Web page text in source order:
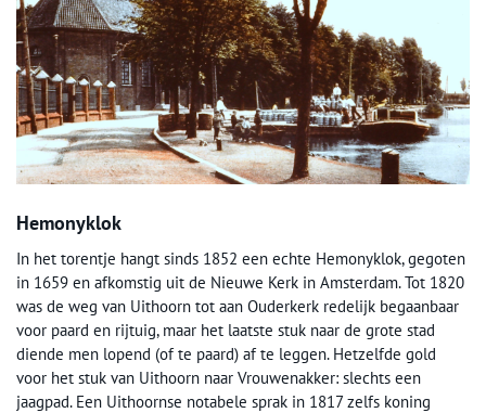
Hemonyklok
In het torentje hangt sinds 1852 een echte Hemonyklok, gegoten
in 1659 en afkomstig uit de Nieuwe Kerk in Amsterdam. Tot 1820
was de weg van Uithoorn tot aan Ouderkerk redelijk begaanbaar
voor paard en rijtuig, maar het laatste stuk naar de grote stad
diende men lopend (of te paard) af te leggen. Hetzelfde gold
voor het stuk van Uithoorn naar Vrouwenakker: slechts een
jaagpad. Een Uithoornse notabele sprak in 1817 zelfs koning